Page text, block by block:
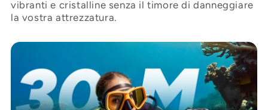
vibranti e cristalline senza il timore di danneggiare
la vostra attrezzatura.